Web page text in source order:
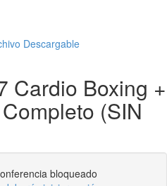
Descargable
Cardio Boxing +
(SIN
bloqueado